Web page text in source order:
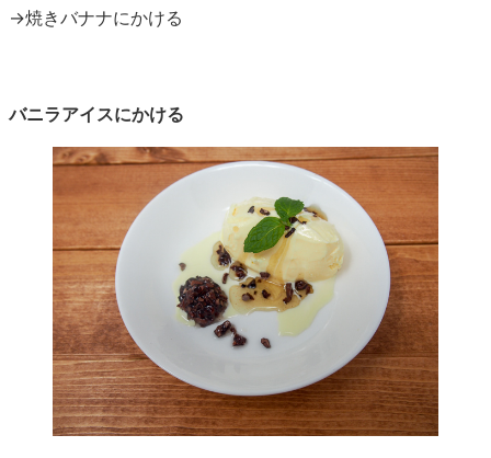
→焼きバナナにかける
バニラアイスにかける